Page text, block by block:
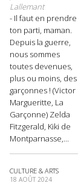
Lallemant
- Il faut en prendre
ton parti, maman.
Depuis la guerre,
nous sommes
toutes devenues,
plus ou moins, des
garçonnes ! (Victor
Margueritte, La
Garçonne) Zelda
Fitzgerald, Kiki de
Montparnasse,...
CULTURE & ARTS
18 AOÛT 2024